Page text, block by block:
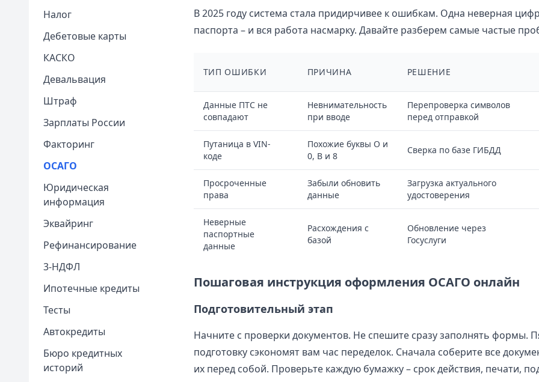
Налог
Дебетовые карты
КАСКО
Девальвация
Штраф
Зарплаты России
Факторинг
ОСАГО
Юридическая
информация
Эквайринг
Рефинансирование
3-НДФЛ
Ипотечные кредиты
Тесты
Автокредиты
Бюро кредитных
историй
В 2025 году система стала придирчивее к ошибкам. Одна неверная
паспорта – и вся работа насмарку. Давайте разберем самые частые
ТИП ОШИБКИ ПРИЧИНА РЕШЕНИЕ
Данные ПТС не
совпадают
Невнимательность
при вводе
Перепроверка символов
перед отправкой
Путаница в VIN-
коде
Похожие буквы O и
0, B и 8
Сверка по базе ГИБДД
Просроченные
права
Забыли обновить
данные
Загрузка актуального
удостоверения
Неверные
паспортные
данные
Расхождения с
базой
Обновление через
Госуслуги
Пошаговая инструкция оформления ОСАГО онлайн
Подготовительный этап
Начните с проверки документов. Не спешите сразу заполнять формы.
подготовку сэкономят вам час переделок. Сначала соберите все
их перед собой. Проверьте каждую бумажку – срок действия, печати,